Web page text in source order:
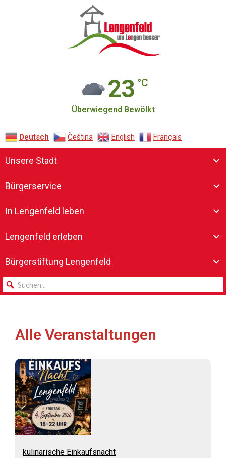
23 °C
Überwiegend Bewölkt
Deutsch Čeština‎ English Français
Unsere Stadt
Bürgerservice
In Lengenfeld leben
Lengenfeld erleben
Bürgerstiftung Lengenfeld
Alle Veranstaltungen
kulinarische Einkaufsnacht